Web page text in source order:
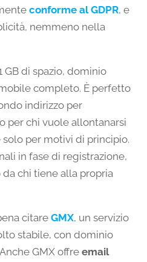
conforme al GDPR, e
nemmeno nella
GB di spazio, dominio
completo. È perfetto
indirizzo per
per chi vuole allontanarsi
per motivi di principio.
in fase di registrazione,
chi tiene alla propria
citare GMX, un servizio
stabile, con dominio
Anche GMX offre email